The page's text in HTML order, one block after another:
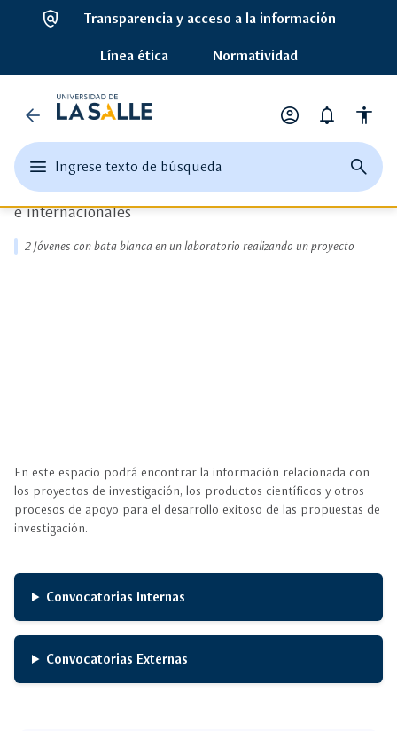
policy Transparencia y acceso a la información
Línea ética Normatividad
arrow_back
Universidad
de
la
Salle
menu
abrir
el
menu
principal
Ingrese texto de búsqueda search
página
de
edit
Ingrese
texto
o
palabra
close
cerrar
account_circle notifications accessibility
Convocatorias para
Financiación de Proyectos
Información de las convocatorias internas, nacionales
e internacionales
2 Jóvenes con bata blanca en un laboratorio realizando un proyecto
En este espacio podrá encontrar la información relacionada con
los proyectos de investigación, los productos científicos y otros
procesos de apoyo para el desarrollo exitoso de las propuestas de
investigación.
Convocatorias Internas
Convocatorias Externas